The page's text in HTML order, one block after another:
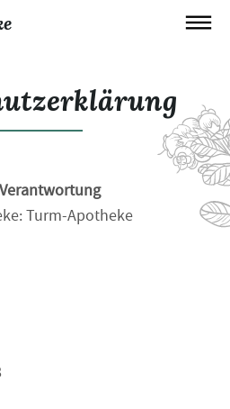
Turm-Apotheke